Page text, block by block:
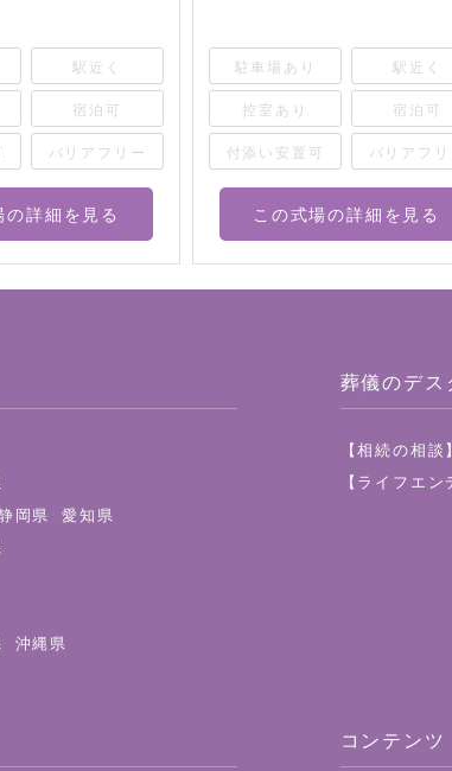
駅近く
宿泊可
バリアフリー
の詳細を見る
駐車場あり 駅近く
控室あり 宿泊可
付添い安置可 バリアフリ
この式場の詳細を見る
岡県
愛知県
沖縄県
葬儀のデス
【相続の相
【ライフエ
コンテンツ